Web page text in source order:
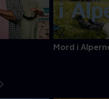
Mord i